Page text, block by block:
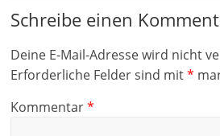
Schreibe einen
Deine E-Mail-Adresse wird nicht
Erforderliche Felder sind mit*
Kommentar*